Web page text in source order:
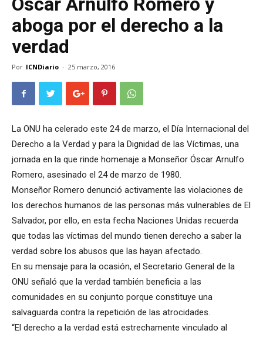
aboga por el derecho a la
verdad
Por ICNDiario - 25 marzo, 2016
La ONU ha celerado este 24 de marzo, el Día Internacional del
Derecho a la Verdad y para la Dignidad de las Víctimas, una
jornada en la que rinde homenaje a Monseñor Óscar Arnulfo
Romero, asesinado el 24 de marzo de 1980.
Monseñor Romero denunció activamente las violaciones de
los derechos humanos de las personas más vulnerables de El
Salvador, por ello, en esta fecha Naciones Unidas recuerda
que todas las víctimas del mundo tienen derecho a saber la
verdad sobre los abusos que las hayan afectado.
En su mensaje para la ocasión, el Secretario General de la
ONU señaló que la verdad también beneficia a las
comunidades en su conjunto porque constituye una
salvaguarda contra la repetición de las atrocidades.
“El derecho a la verdad está estrechamente vinculado al